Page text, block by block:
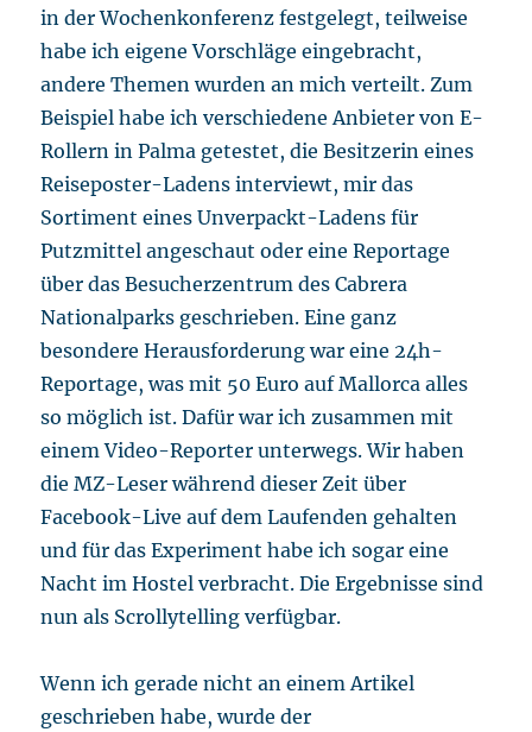
in der Wochenkonferenz festgelegt, teilweise
habe ich eigene Vorschläge eingebracht,
andere Themen wurden an mich verteilt. Zum
Beispiel habe ich verschiedene Anbieter von E-
Rollern in Palma getestet, die Besitzerin eines
Reiseposter-Ladens interviewt, mir das
Sortiment eines Unverpackt-Ladens für
Putzmittel angeschaut oder eine Reportage
über das Besucherzentrum des Cabrera
Nationalparks geschrieben. Eine ganz
besondere Herausforderung war eine 24h-
Reportage, was mit 50 Euro auf Mallorca alles
so möglich ist. Dafür war ich zusammen mit
einem Video-Reporter unterwegs. Wir haben
die MZ-Leser während dieser Zeit über
Facebook-Live auf dem Laufenden gehalten
und für das Experiment habe ich sogar eine
Nacht im Hostel verbracht. Die Ergebnisse sind
nun als Scrollytelling verfügbar.
Wenn ich gerade nicht an einem Artikel
geschrieben habe, wurde der